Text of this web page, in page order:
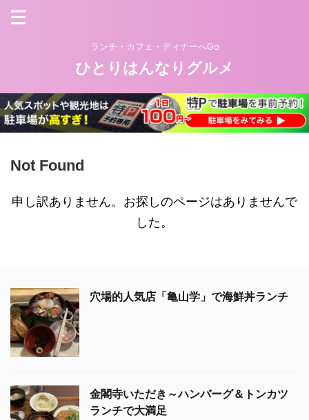
ランチ・カフェ・ディナーへGo
ひとりはんなりグルメ
Not Found
申し訳ありません。お探しのページはありませんで
した。
穴場的人気店「亀山学」で海鮮丼ランチ
金閣寺いただき～ハンバーグ＆トンカツ
ランチで大満足